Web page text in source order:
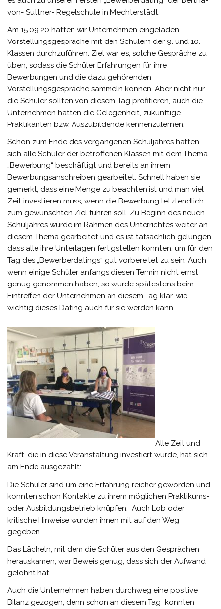
von- Suttner- Regelschule in Mechterstädt.
Am 15.09.20 hatten wir Unternehmen eingeladen,
Vorstellungsgespräche mit den Schülern der 9. und 10.
Klassen durchzuführen. Ziel war es, solche Gespräche zu
üben, sodass die Schüler Erfahrungen für ihre
Bewerbungen und die dazu gehörenden
Vorstellungsgespräche sammeln können. Aber nicht nur
die Schüler sollten von diesem Tag profitieren, auch die
Unternehmen hatten die Gelegenheit, zukünftige
Praktikanten bzw. Auszubildende kennenzulernen.
Schon zum Ende des vergangenen Schuljahres hatten
sich alle Schüler der betroffenen Klassen mit dem Thema
„Bewerbung“ beschäftigt und bereits an ihrem
Bewerbungsanschreiben gearbeitet. Schnell haben sie
gemerkt, dass eine Menge zu beachten ist und man viel
Zeit investieren muss, wenn die Bewerbung letztendlich
zum gewünschten Ziel führen soll. Zu Beginn des neuen
Schuljahres wurde im Rahmen des Unterrichtes weiter an
diesem Thema gearbeitet und es ist tatsächlich gelungen,
dass alle ihre Unterlagen fertigstellen konnten, um für den
Tag des „Bewerberdatings“ gut vorbereitet zu sein. Auch
wenn einige Schüler anfangs diesen Termin nicht ernst
genug genommen haben, so wurde spätestens beim
Eintreffen der Unternehmen an diesem Tag klar, wie
wichtig dieses Dating auch für sie werden kann.
Alle Zeit und
Kraft, die in diese Veranstaltung investiert wurde, hat sich
am Ende ausgezahlt:
Die Schüler sind um eine Erfahrung reicher geworden und
konnten schon Kontakte zu ihrem möglichen Praktikums-
oder Ausbildungsbetrieb knüpfen. Auch Lob oder
kritische Hinweise wurden ihnen mit auf den Weg
gegeben.
Das Lächeln, mit dem die Schüler aus den Gesprächen
herauskamen, war Beweis genug, dass sich der Aufwand
gelohnt hat.
Auch die Unternehmen haben durchweg eine positive
Bilanz gezogen, denn schon an diesem Tag konnten